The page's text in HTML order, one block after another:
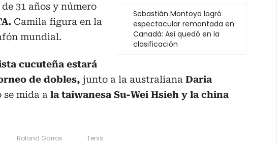
Sebastián Montoya logró
espectacular remontada en
Canadá: Así quedó en la
clasificación
de 31 años y número
Camila figura en la
mundial.
cucuteña estará
de dobles, junto a la australiana Daria
se mida a la taiwanesa Su-Wei Hsieh y la china
Roland Garros Tenis